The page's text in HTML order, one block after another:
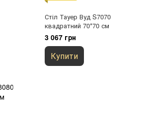
Стіл Тауер Вуд S7070
квадратний 70*70 см
3 067 грн
Купити